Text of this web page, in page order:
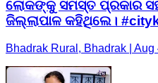
ଲୋକଙ୍କୁ ସମସ୍ତ ପ୍ରକାର
ଜିଲ୍ଲାପାଳ କହିଥିଲେ।
Bhadrak Rural, Bhadrak | Aug